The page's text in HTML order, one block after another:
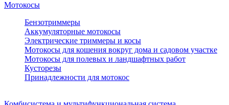
Мотокосы
Бензотриммеры
Аккумуляторные мотокосы
Электрические триммеры и косы
Мотокосы для кошения вокруг дома и садовом участке
Мотокосы для полевых и ландшафтных работ
Кусторезы
Принадлежности для мотокос